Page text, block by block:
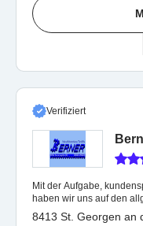
Verifiziert
Mit der Aufgabe,
haben wir uns auf den
und
8413 St. Georgen an